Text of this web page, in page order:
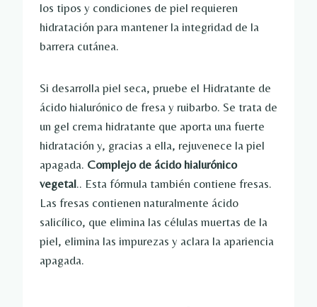
los tipos y condiciones de piel requieren
hidratación para mantener la integridad de la
barrera cutánea.
Si desarrolla piel seca, pruebe el Hidratante de
ácido hialurónico de fresa y ruibarbo. Se trata de
un gel crema hidratante que aporta una fuerte
hidratación y, gracias a ella, rejuvenece la piel
apagada. Complejo de ácido hialurónico
vegetal.. Esta fórmula también contiene fresas.
Las fresas contienen naturalmente ácido
salicílico, que elimina las células muertas de la
piel, elimina las impurezas y aclara la apariencia
apagada.